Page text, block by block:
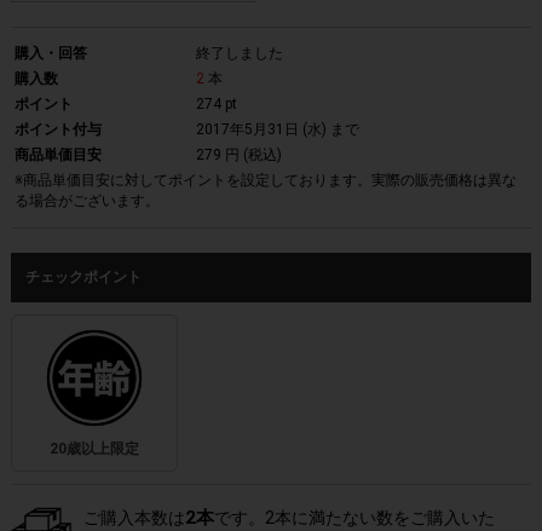
購入・回答
終了しました
購入数
2 本
ポイント
274 pt
ポイント付与
2017年5月31日 (水) まで
商品単価目安
279 円 (税込)
※商品単価目安に対してポイントを設定しております。実際の販売価格は異な
る場合がございます。
チェックポイント
20歳以上限定
ご購入本数は2本です。2本に満たない数をご購入いた